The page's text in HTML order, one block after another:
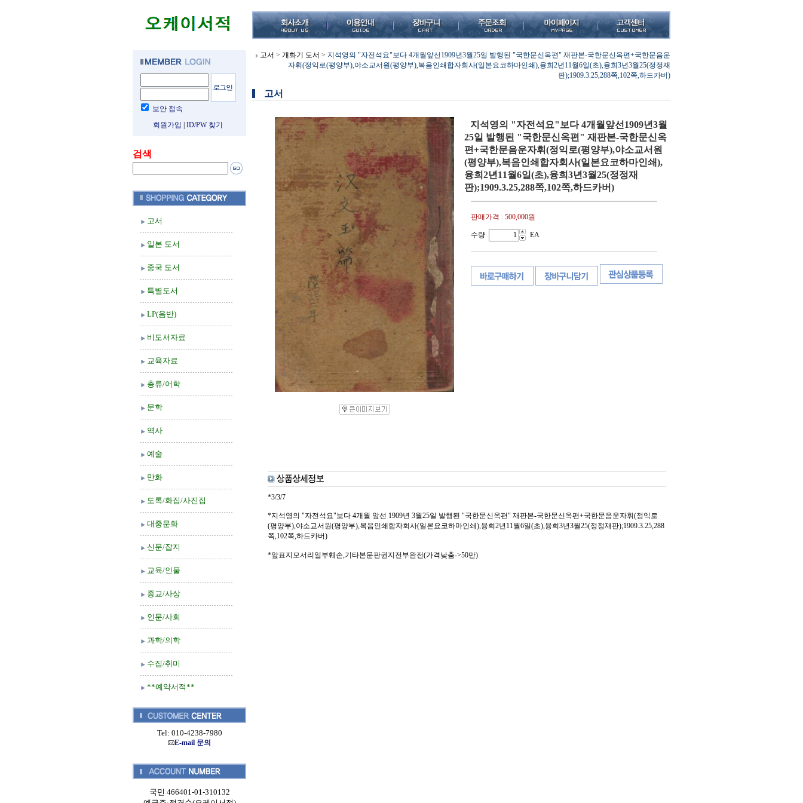
보안 접속
회원가입
ID/PW 찾기
검색
고서
일본 도서
중국 도서
특별도서
LP(음반)
비도서자료
교육자료
총류/어학
문학
역사
예술
만화
도록/화집/사진집
대중문화
신문/잡지
교육/인물
종교/사상
인문/사회
과학/의학
수집/취미
**예약서적**
Tel: 010-4238-7980
E-mail 문의
국민 466401-01-310132
고서 > 개화기 도서 > 지석영의 "자전석요"보다 4개월앞선1909년3월25일 발행된 "국한문신옥편" 재판본-국한문신옥편+국한문음운
자휘(정익로(평양부),야소교서원(평양부),복음인쇄합자회사(일본요코하마인쇄),융희2년11월6일(초),융희3년3월25(정정재
판);1909.3.25,288쪽,102쪽,하드카버)
고서
지석영의 "자전석요"보다 4개월앞선1909년3월
25일 발행된 "국한문신옥편" 재판본-국한문신옥
편+국한문음운자휘(정익로(평양부),야소교서원
(평양부),복음인쇄합자회사(일본요코하마인쇄),
융희2년11월6일(초),융희3년3월25(정정재
판);1909.3.25,288쪽,102쪽,하드카버)
판매가격 : 500,000원
수량 EA
*3/3/7
*지석영의 "자전석요"보다 4개월 앞선 1909년 3월25일 발행된 "국한문신옥편" 재판본-국한문신옥편+국한문음운자휘(정익로
(평양부),야소교서원(평양부),복음인쇄합자회사(일본요코하마인쇄),융희2년11월6일(초),융희3년3월25(정정재판);1909.3.25,288
쪽,102쪽,하드카버)
*앞표지모서리일부훼손,기타본문판권지전부완전(가격낮춤->50만)